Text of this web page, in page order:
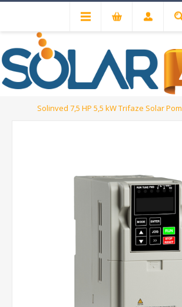
Solar Sulama Sistemleri
Solinved 7,5 HP 5,5 kW Trifaze Solar